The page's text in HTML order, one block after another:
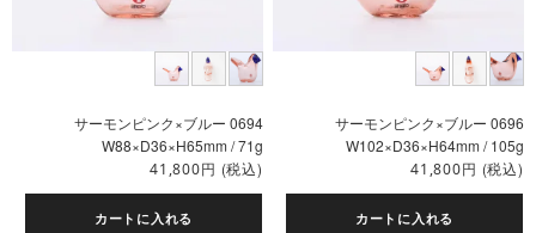
サーモンピンク×ブルー 0694
W88×D36×H65mm / 71g
41,800円 (税込)
カートに入れる
サーモンピンク×ブルー 0696
W102×D36×H64mm / 105g
41,800円 (税込)
カートに入れる